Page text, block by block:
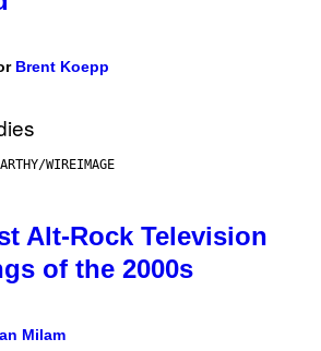
Brent Koepp
WIREIMAGE
Alt-Rock Television
of the 2000s
Milam